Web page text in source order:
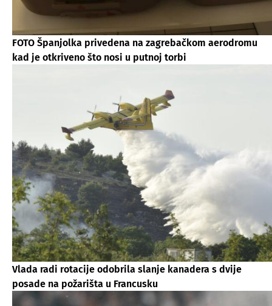
FOTO Španjolka privedena na zagrebačkom aerodromu
kad je otkriveno što nosi u putnoj torbi
Vlada radi rotacije odobrila slanje kanadera s dvije
posade na požarišta u Francusku